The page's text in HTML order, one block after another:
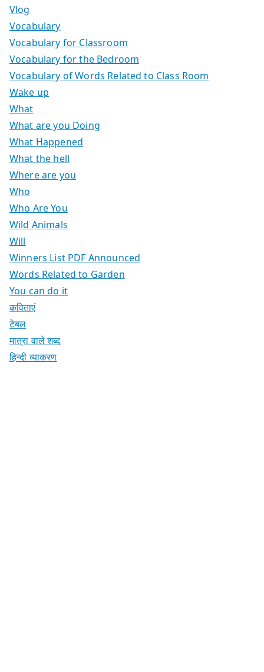
Vlog
Vocabulary
Vocabulary for Classroom
Vocabulary for the Bedroom
Vocabulary of Words Related to Class Room
Wake up
What
What are you Doing
What Happened
What the hell
Where are you
Who
Who Are You
Wild Animals
Will
Winners List PDF Announced
Words Related to Garden
You can do it
कविताएं
टेबल
मात्रा वाले शब्द
हिन्दी व्याकरण